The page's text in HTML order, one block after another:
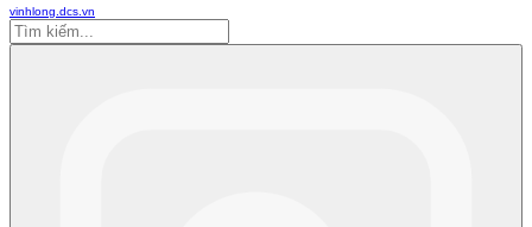
vinhlong.dcs.vn